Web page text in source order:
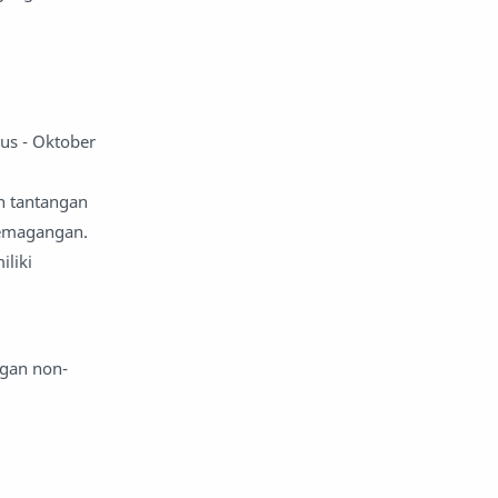
- Oktober
tantangan
non-